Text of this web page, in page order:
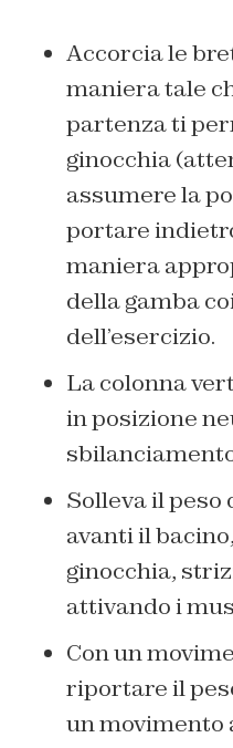
Accorcia le
maniera tale
partenza ti
ginocchia
assumere la
portare
maniera
della gamba
dell’esercizio.
La colonna
in posizione
Solleva il
avanti il
ginocchia,
attivando i
Con un
riportare il
un movimento